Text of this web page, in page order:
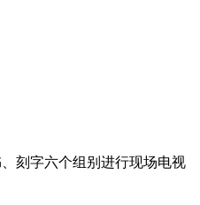
刻字六个组别进行现场电视